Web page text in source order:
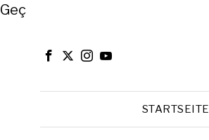
Close
Geç
STARTSEITE